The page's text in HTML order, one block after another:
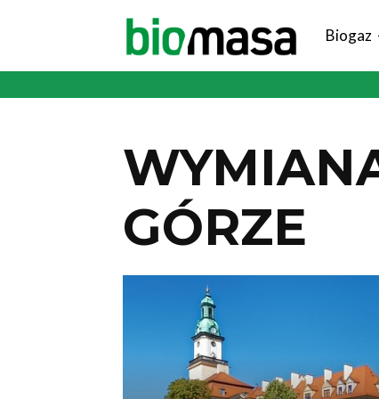
Magazyn
Biogaz
GÓRZE